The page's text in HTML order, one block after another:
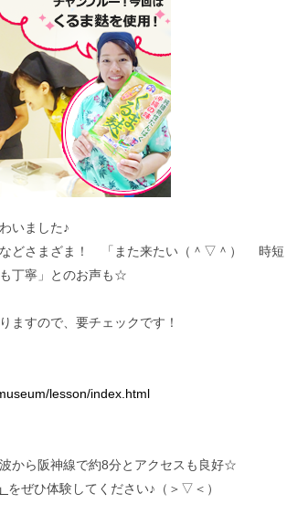
いました♪
などさまざま！ 「また来たい（＾▽＾） 時短
丁寧」とのお声も☆
ますので、要チェックです！
lesson/index.html
から阪神線で約8分とアクセスも良好☆
をぜひ体験してください♪（＞▽＜）